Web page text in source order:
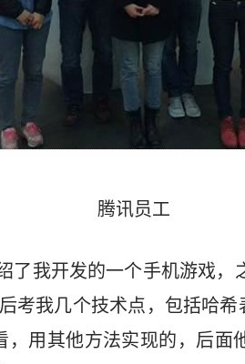
腾讯员工
了我开发的一个手机游戏
考我几个技术点，包括哈
用其他方法实现的，后面